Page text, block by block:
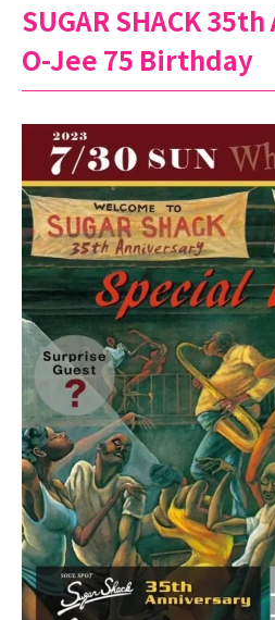
SUGAR SHACK
O-Jee 75 Birthday